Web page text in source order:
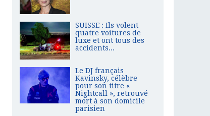
SUISSE : Ils volent
quatre voitures de
luxe et ont tous des
accidents...
Le DJ français
Kavinsky, célèbre
pour son titre «
Nightcall », retrouvé
mort à son domicile
parisien